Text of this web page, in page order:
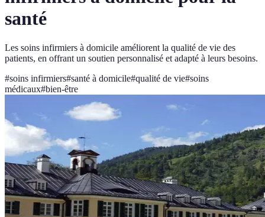
santé
Les soins infirmiers à domicile améliorent la qualité de vie des
patients, en offrant un soutien personnalisé et adapté à leurs besoins.
#soins infirmiers#santé à domicile#qualité de vie#soins
médicaux#bien-être